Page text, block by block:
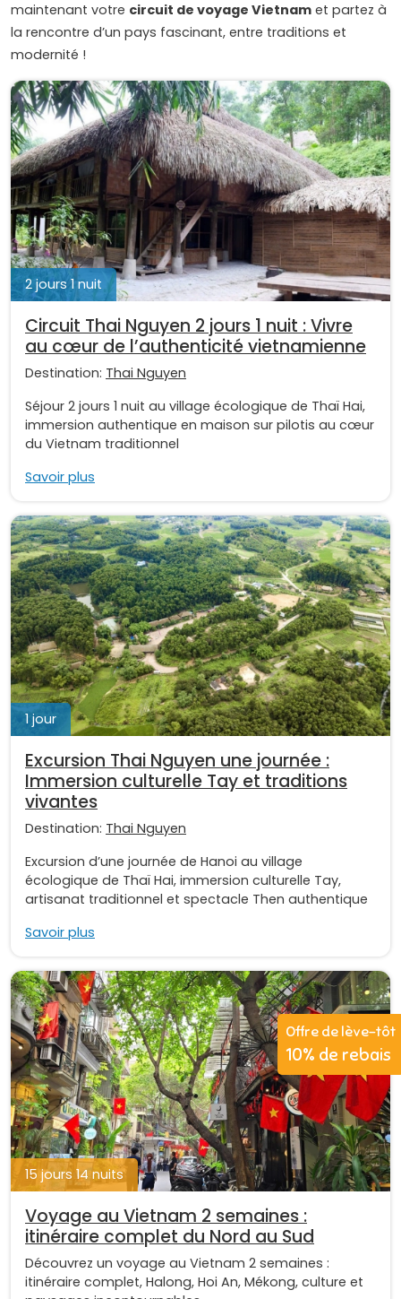
maintenant votre circuit de voyage Vietnam et partez à
la rencontre d’un pays fascinant, entre traditions et
modernité !
2 jours 1 nuit
Circuit Thai Nguyen 2 jours 1 nuit : Vivre
au cœur de l’authenticité vietnamienne
Destination: Thai Nguyen
Séjour 2 jours 1 nuit au village écologique de Thaï Hai,
immersion authentique en maison sur pilotis au cœur
du Vietnam traditionnel
Savoir plus
1 jour
Excursion Thai Nguyen une journée :
Immersion culturelle Tay et traditions
vivantes
Destination: Thai Nguyen
Excursion d’une journée de Hanoi au village
écologique de Thaï Hai, immersion culturelle Tay,
artisanat traditionnel et spectacle Then authentique
Savoir plus
15 jours 14 nuits
Offre de lève-tôt
10% de rebais
Voyage au Vietnam 2 semaines :
itinéraire complet du Nord au Sud
Découvrez un voyage au Vietnam 2 semaines :
itinéraire complet, Halong, Hoi An, Mékong, culture et